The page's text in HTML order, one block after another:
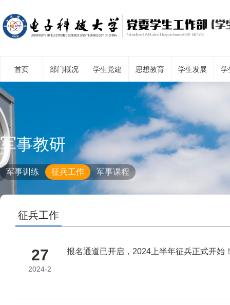
首页 部门概况 学生党建 思想教育 学生发展 学
军事教研
军事训练 征兵工作 军事课程
征兵工作
27
2024-2
报名通道已开启，2024上半年征兵正式开始